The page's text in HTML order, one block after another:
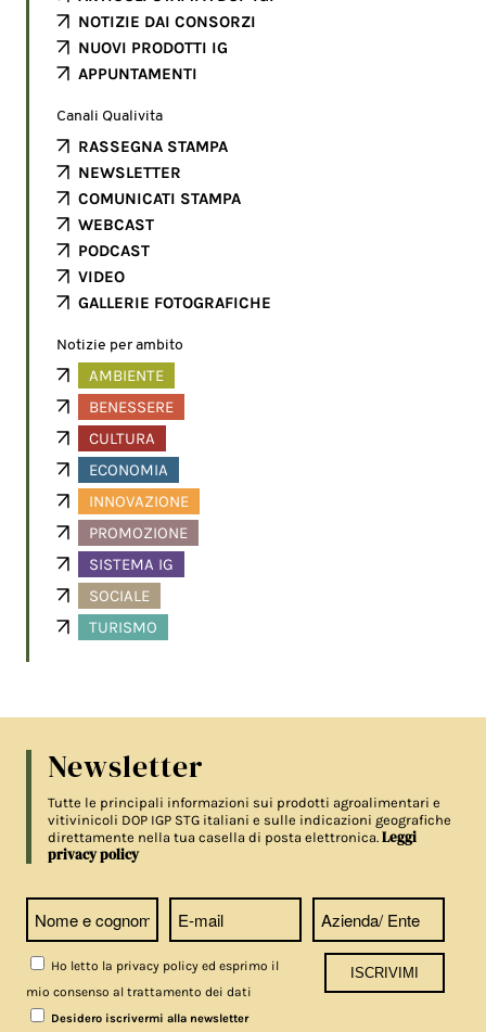
NOTIZIE DAI CONSORZI
NUOVI PRODOTTI IG
APPUNTAMENTI
Canali Qualivita
RASSEGNA STAMPA
NEWSLETTER
COMUNICATI STAMPA
WEBCAST
PODCAST
VIDEO
GALLERIE FOTOGRAFICHE
Notizie per ambito
AMBIENTE
BENESSERE
CULTURA
ECONOMIA
INNOVAZIONE
PROMOZIONE
SISTEMA IG
SOCIALE
TURISMO
Newsletter
Tutte le principali informazioni sui prodotti agroalimentari e
vitivinicoli DOP IGP STG italiani e sulle indicazioni geografiche
direttamente nella tua casella di posta elettronica.Leggi
privacy policy
Ho letto la privacy policy ed esprimo il
mio consenso al trattamento dei dati
Desidero iscrivermi alla newsletter